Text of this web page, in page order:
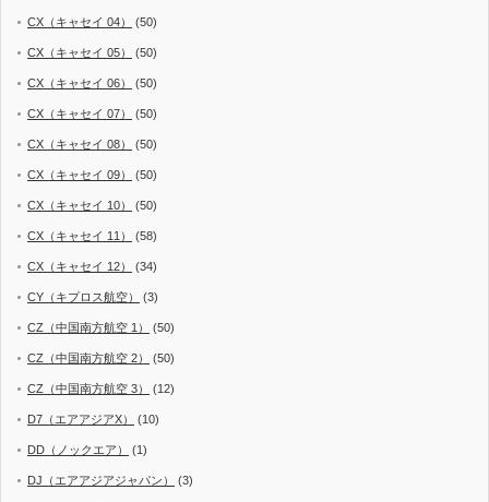
CX（キャセイ 04） (50)
CX（キャセイ 05） (50)
CX（キャセイ 06） (50)
CX（キャセイ 07） (50)
CX（キャセイ 08） (50)
CX（キャセイ 09） (50)
CX（キャセイ 10） (50)
CX（キャセイ 11） (58)
CX（キャセイ 12） (34)
CY（キプロス航空） (3)
CZ（中国南方航空 1） (50)
CZ（中国南方航空 2） (50)
CZ（中国南方航空 3） (12)
D7（エアアジアX） (10)
DD（ノックエア） (1)
DJ（エアアジアジャパン） (3)